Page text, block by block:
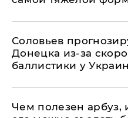
Соловьев
Донецка из-за
баллистики у
Чем полезен арбуз,